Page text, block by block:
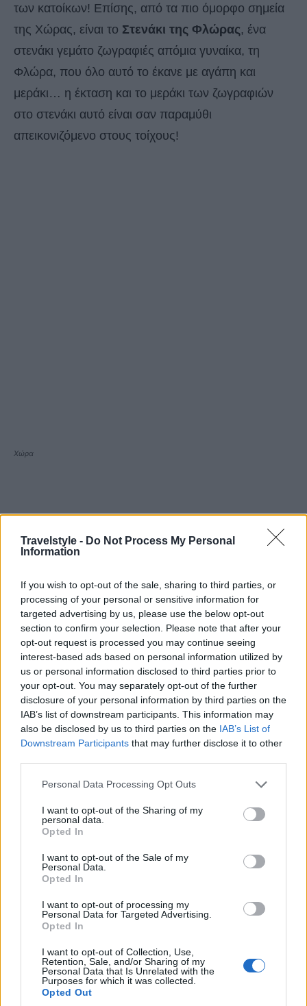
Travelstyle - Do Not Process My Personal
Information
If you wish to opt-out of the sale, sharing to third parties, or
processing of your personal or sensitive information for
targeted advertising by us, please use the below opt-out
section to confirm your selection. Please note that after your
opt-out request is processed you may continue seeing
interest-based ads based on personal information utilized by
us or personal information disclosed to third parties prior to
your opt-out. You may separately opt-out of the further
disclosure of your personal information by third parties on the
IAB’s list of downstream participants. This information may
also be disclosed by us to third parties on the IAB’s List of
Downstream Participants that may further disclose it to other
Please note that this website/app uses one or more Google
not limited to your visit or usage behaviour. You may click to
grant or deny consent to Google and its third-party tags to
use your data for below specified purposes in below Google
consent section.
Personal Data Processing Opt Outs
I want to opt-out of the Sharing of my
personal data.
Opted In
I want to opt-out of the Sale of my
Personal Data.
Opted In
I want to opt-out of processing my
Personal Data for Targeted Advertising.
Opted In
I want to opt-out of Collection, Use,
Retention, Sale, and/or Sharing of my
Personal Data that Is Unrelated with the
Purposes for which it was collected.
Opted Out
των κατοίκων! Επίσης, από τα πιο όμορφο σημεία
της Χώρας, είναι το Στενάκι της Φλώρας, ένα
στενάκι γεμάτο ζωγραφιές απόμια γυναίκα, τη
Φλώρα, που όλο αυτό το έκανε με αγάπη και
μεράκι… η έκταση και το μεράκι των ζωγραφιών
στο στενάκι αυτό είναι σαν παραμύθι
απεικονιζόμενο στους τοίχους!
Χώρα
Χώρα
Από εδώ ο δρόµος συνεχίζει για τα
ψαροχώρι όπου θα βρείτε συµπαθέστατα
µαγαζάκια, ενώ αξίζει και µια στάση στο σηµείο
αναφοράς όλου του νησιού, ταιαµατικά
λουτράπου χτίστηκαν επί Όθωνα το 1836! Αν και
µπορεί να σας αποθαρρύνει η παλιακή όψη τους,
ένα ιαµατικό µπάνιο θα σας προσφέρει στιγµές
Σύλλακας, ένα χωριό, όπου δεν πρωταγωνιστεί
το κυκλαδίτικο µπλε αλλά οι κεραµιδοσκεπές! Η